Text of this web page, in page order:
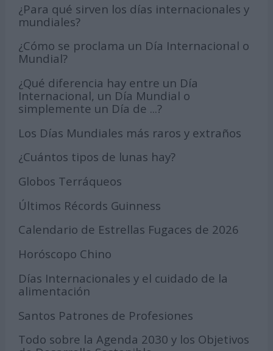
¿Para qué sirven los días internacionales y
mundiales?
¿Cómo se proclama un Día Internacional o
Mundial?
¿Qué diferencia hay entre un Día
Internacional, un Día Mundial o
simplemente un Día de ...?
Los Días Mundiales más raros y extraños
¿Cuántos tipos de lunas hay?
Globos Terráqueos
Últimos Récords Guinness
Calendario de Estrellas Fugaces de 2026
Horóscopo Chino
Días Internacionales y el cuidado de la
alimentación
Santos Patrones de Profesiones
Todo sobre la Agenda 2030 y los Objetivos